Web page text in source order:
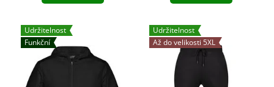
Udržitelnost
Funkční
Udržitelnost
Až do velikosti 5XL